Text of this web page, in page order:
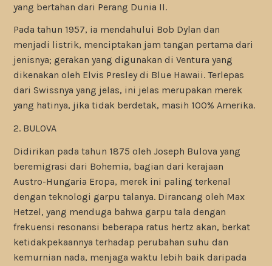
yang bertahan dari Perang Dunia II.
Pada tahun 1957, ia mendahului Bob Dylan dan
menjadi listrik, menciptakan jam tangan pertama dari
jenisnya; gerakan yang digunakan di Ventura yang
dikenakan oleh Elvis Presley di Blue Hawaii. Terlepas
dari Swissnya yang jelas, ini jelas merupakan merek
yang hatinya, jika tidak berdetak, masih 100% Amerika.
2. BULOVA
Didirikan pada tahun 1875 oleh Joseph Bulova yang
beremigrasi dari Bohemia, bagian dari kerajaan
Austro-Hungaria Eropa, merek ini paling terkenal
dengan teknologi garpu talanya. Dirancang oleh Max
Hetzel, yang menduga bahwa garpu tala dengan
frekuensi resonansi beberapa ratus hertz akan, berkat
ketidakpekaannya terhadap perubahan suhu dan
kemurnian nada, menjaga waktu lebih baik daripada